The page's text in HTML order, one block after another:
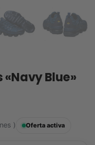
«Navy Blue»
) Oferta activa